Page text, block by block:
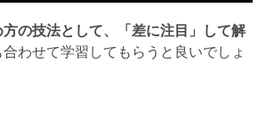
の技法として、「差に注目」して解
合わせて学習してもらうと良いでしょ